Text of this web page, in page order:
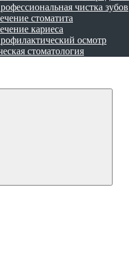
чистка зубов
стоматита
кариеса
осмотр
стоматология